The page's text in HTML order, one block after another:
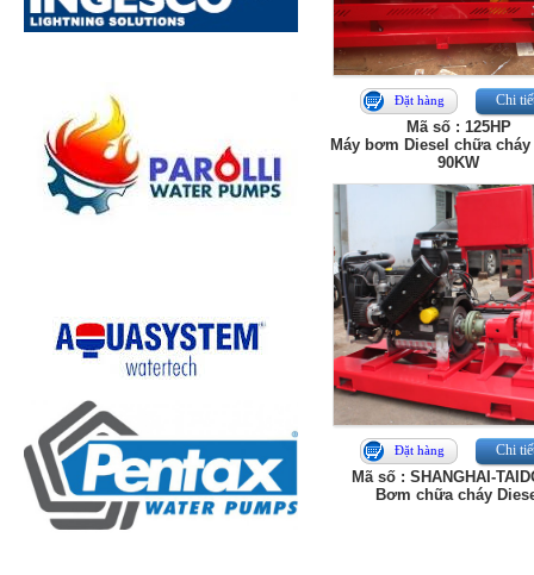
Đặt hàng Chi
Mã số : 125HP
Máy bơm Diesel chữa cháy
90KW
Đặt hàng Chi
Mã số : SHANGHAI-
Bơm chữa cháy